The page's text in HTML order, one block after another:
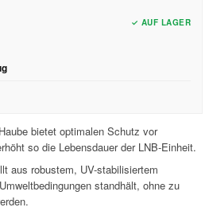
✓ AUF LAGER
bietet optimalen Schutz vor
so die Lebensdauer der LNB-Einheit.
aus robustem, UV-stabilisiertem
standhält, ohne zu